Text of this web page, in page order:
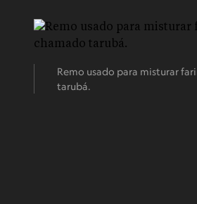
Remo usado para misturar
tarubá.